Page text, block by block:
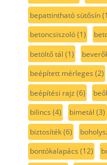
bepattintható sütősín
betoncsiszoló(1)
betöltő tál (1)
beépített mérleges (2)
beépítési rajz (6)
bilincs (4) bimetál (3)
biztosíték(6)
bontókalapács (12)